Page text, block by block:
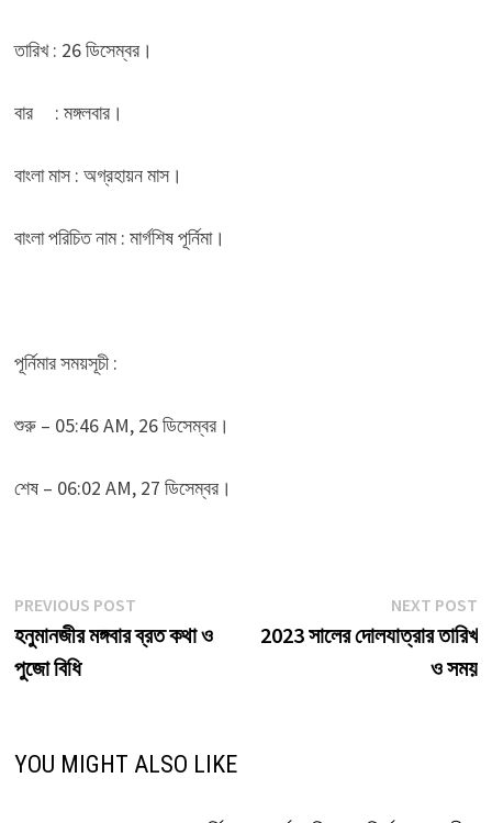
তারিখ : 26 ডিসেম্বর।
বার : মঙ্গলবার।
বাংলা মাস : অগ্রহায়ন মাস।
বাংলা পরিচিত নাম : মার্গশিষ পূর্নিমা।
পূর্নিমার সময়সূচী :
শুরু – 05:46 AM, 26 ডিসেম্বর।
শেষ – 06:02 AM, 27 ডিসেম্বর।
Post
navigation
PREVIOUS POSTPrevious
post:
হনুমানজীর মঙ্গবার ব্রত কথা ও
পুজো বিধি
NEXT POST
2023 সালের দোলযাত্রার তারিখ
ও সময়
YOU MIGHT ALSO LIKE